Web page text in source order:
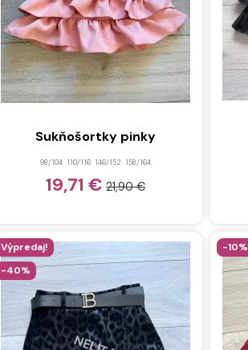
Sukňošortky pinky
98/104 110/116 146/152 158/164
19,71 €21,90 €
Výpredaj!
-40%
-10%